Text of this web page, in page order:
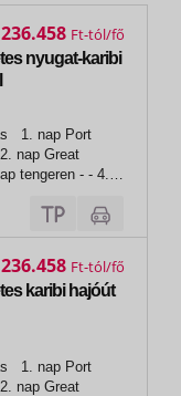
nyugat-karibi
236.458 Ft
karibi hajóút
236.458 Ft